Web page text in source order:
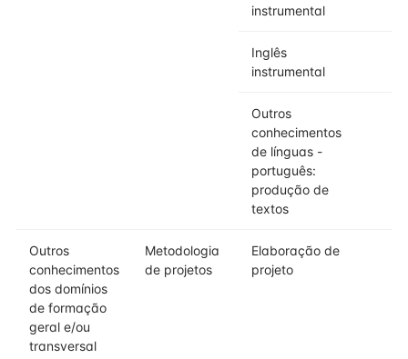
instrumental
Inglês
instrumental
Outros
conhecimentos
de línguas -
português:
produção de
textos
Outros
conhecimentos
dos domínios
de formação
geral e/ou
transversal
Metodologia
de projetos
Elaboração de
projeto